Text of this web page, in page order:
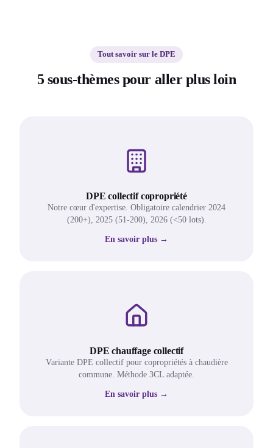
Tout savoir sur le DPE
5 sous-thèmes pour aller plus loin
DPE collectif copropriété
Notre cœur d'expertise. Obligatoire calendrier 2024
(200+), 2025 (51-200), 2026 (<50 lots).
En savoir plus →
DPE chauffage collectif
Variante DPE collectif pour copropriétés à chaudière
commune. Méthode 3CL adaptée.
En savoir plus →